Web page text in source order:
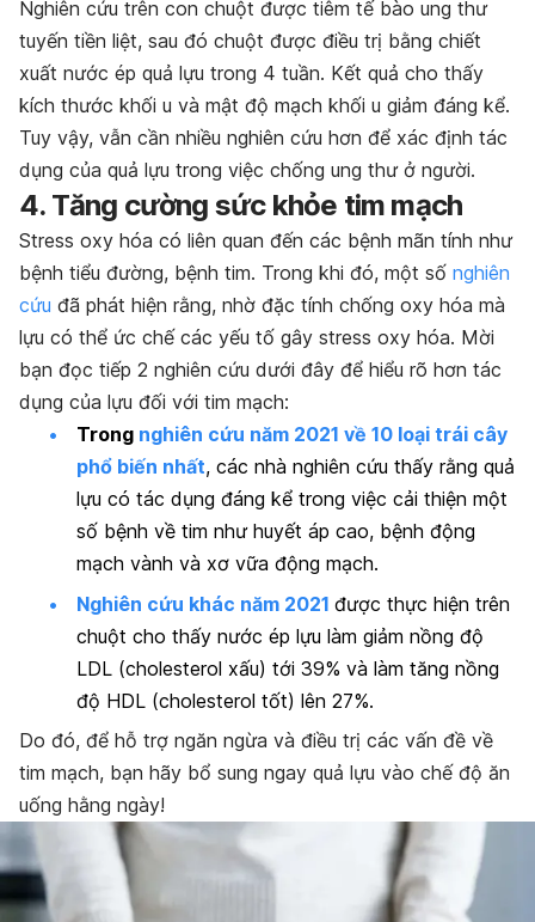
Nghiên cứu trên con chuột được tiêm tế bào ung thư
tuyến tiền liệt, sau đó chuột được điều trị bằng chiết
xuất nước ép quả lựu trong 4 tuần. Kết quả cho thấy
kích thước khối u và mật độ mạch khối u giảm đáng kể.
Tuy vậy, vẫn cần nhiều nghiên cứu hơn để xác định tác
dụng của quả lựu trong việc chống ung thư ở người.
4. Tăng cường sức khỏe tim mạch
Stress oxy hóa có liên quan đến các bệnh mãn tính như
bệnh tiểu đường, bệnh tim. Trong khi đó, một số nghiên
cứu đã phát hiện rằng, nhờ đặc tính chống oxy hóa mà
lựu có thể ức chế các yếu tố gây stress oxy hóa. Mời
bạn đọc tiếp 2 nghiên cứu dưới đây để hiểu rõ hơn tác
dụng của lựu đối với tim mạch:
Trong nghiên cứu năm 2021 về 10 loại trái cây
phổ biến nhất, các nhà nghiên cứu thấy rằng quả
lựu có tác dụng đáng kể trong việc cải thiện một
số bệnh về tim như huyết áp cao, bệnh động
mạch vành và xơ vữa động mạch.
Nghiên cứu khác năm 2021 được thực hiện trên
chuột cho thấy nước ép lựu làm giảm nồng độ
LDL (cholesterol xấu) tới 39% và làm tăng nồng
độ HDL (cholesterol tốt) lên 27%.
Do đó, để hỗ trợ ngăn ngừa và điều trị các vấn đề về
tim mạch, bạn hãy bổ sung ngay quả lựu vào chế độ ăn
uống hằng ngày!